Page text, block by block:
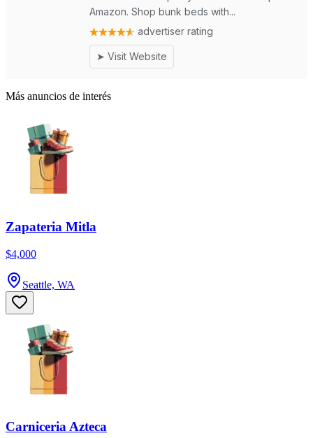
Más anuncios de interés
Zapateria Mitla
$4,000
Seattle, WA
Carniceria Azteca